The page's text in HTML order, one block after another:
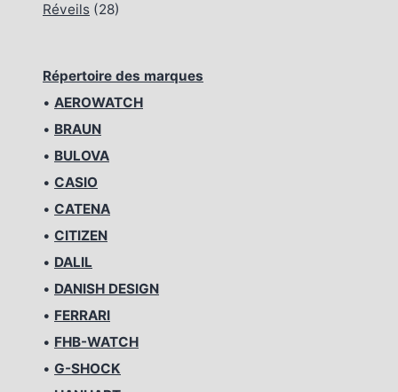
Réveils (28)
Répertoire des marques
• AEROWATCH
• BRAUN
• BULOVA
• CASIO
• CATENA
• CITIZEN
• DALIL
• DANISH DESIGN
• FERRARI
• FHB-WATCH
• G-SHOCK